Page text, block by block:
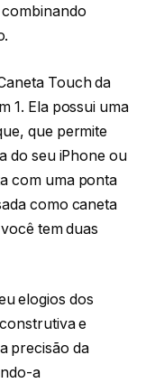
Touch da
1. Ela possui uma
que permite
do seu iPhone ou
com uma ponta
como caneta
tem duas
elogios dos
e
precisão da
a